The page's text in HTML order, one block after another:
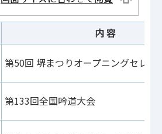
内 容
第50回 堺まつりオープニングセレモ
第133回全国吟道大会